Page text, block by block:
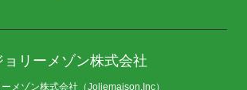
ョリーメゾン株式会社
メゾン株式会社（Joliemaison.Inc）